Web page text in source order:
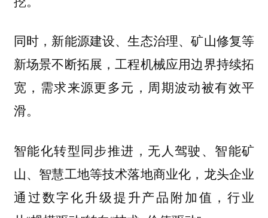
同时，新能源建设、生态治理、矿山修复等
新场景不断拓展，工程机械应用边界持续拓
宽，需求来源更多元，周期波动被有效平
滑。
智能化转型同步推进，无人驾驶、智能矿
山、智慧工地等技术落地商业化，龙头企业
通过数字化升级提升产品附加值，行业